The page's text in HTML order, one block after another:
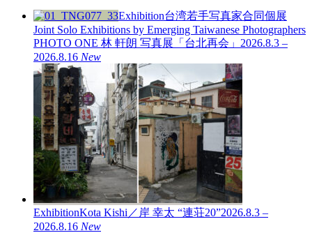
Exhibition台湾若手写真家合同個展
Joint Solo Exhibitions by Emerging Taiwanese Photographers
PHOTO ONE 林 軒朗 写真展「台北再会」 2026.8.3 –
2026.8.16 New
ExhibitionKota Kishi／岸 幸太 “連荘20”2026.8.3 –
2026.8.16 New